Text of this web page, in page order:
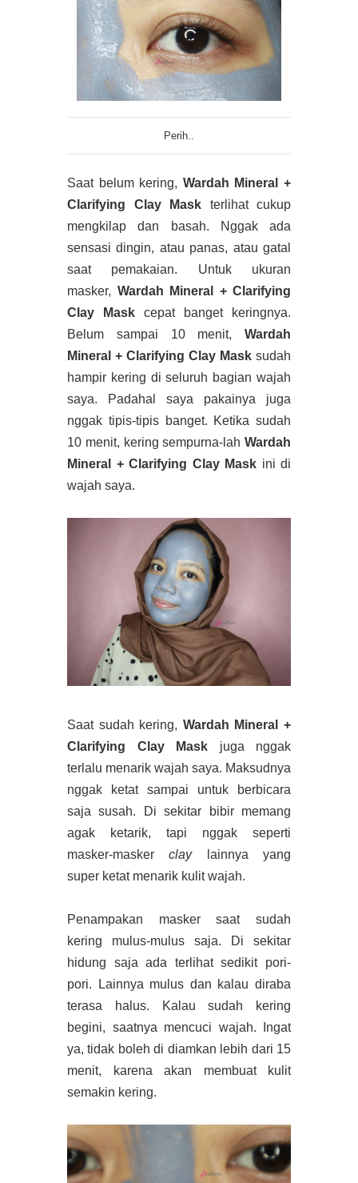
Perih..
Saat belum kering, Wardah Mineral +
Clarifying Clay Mask terlihat cukup
mengkilap dan basah. Nggak ada
sensasi dingin, atau panas, atau gatal
saat pemakaian. Untuk ukuran
masker, Wardah Mineral + Clarifying
Clay Mask cepat banget keringnya.
Belum sampai 10 menit, Wardah
Mineral + Clarifying Clay Mask sudah
hampir kering di seluruh bagian wajah
saya. Padahal saya pakainya juga
nggak tipis-tipis banget. Ketika sudah
10 menit, kering sempurna-lah Wardah
Mineral + Clarifying Clay Mask ini di
wajah saya.
Saat sudah kering, Wardah Mineral +
Clarifying Clay Mask juga nggak
terlalu menarik wajah saya. Maksudnya
nggak ketat sampai untuk berbicara
saja susah. Di sekitar bibir memang
agak ketarik, tapi nggak seperti
masker-masker claylainnya yang
super ketat menarik kulit wajah.
Penampakan masker saat sudah
kering mulus-mulus saja. Di sekitar
hidung saja ada terlihat sedikit pori-
pori. Lainnya mulus dan kalau diraba
terasa halus. Kalau sudah kering
begini, saatnya mencuci wajah. Ingat
ya, tidak boleh di diamkan lebih dari 15
menit, karena akan membuat kulit
semakin kering.